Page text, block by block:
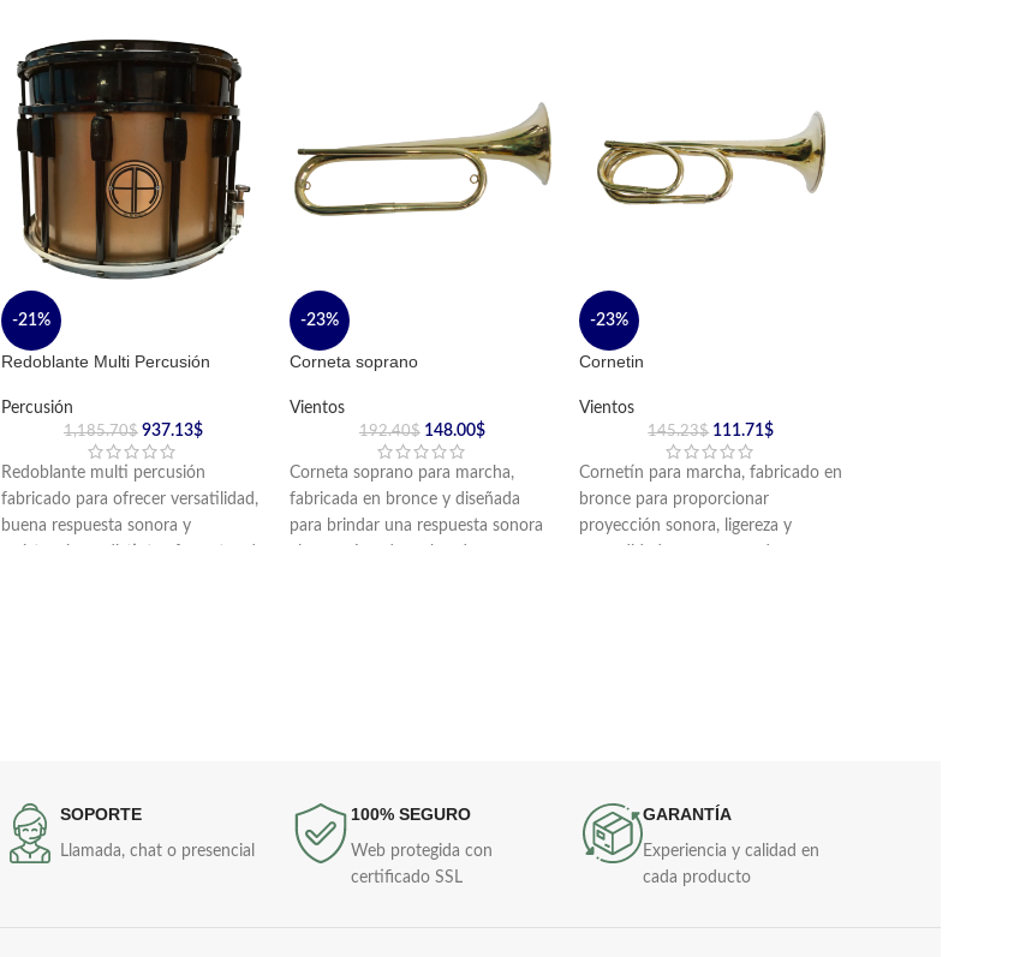
-21%
Redoblante Multi Percusión
Percusión
1,185.70$ 937.13$
Redoblante multi percusión
fabricado para ofrecer versatilidad,
buena respuesta sonora y
-23%
Corneta soprano
Vientos
192.40$ 148.00$
Corneta soprano para marcha,
fabricada en bronce y diseñada
para brindar una respuesta sonora
-23%
Cornetin
Vientos
145.23$ 111.71$
Cornetín para marcha, fabricado en
bronce para proporcionar
proyección sonora, ligereza y
SOPORTE
Llamada, chat o presencial
100% SEGURO
Web protegida con
certificado SSL
GARANTÍA
Experiencia y calidad en
cada producto